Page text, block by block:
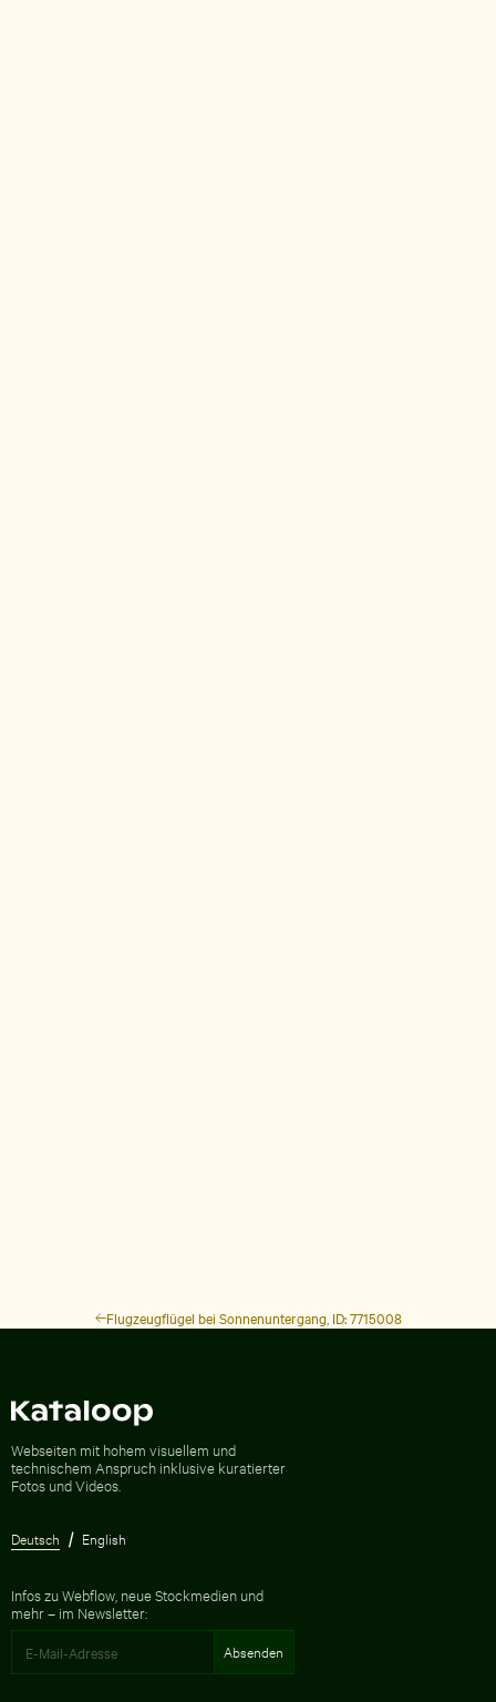
Flugzeugflügel bei Sonnenuntergang, ID: 7715008
Webseiten mit hohem visuellem und
technischem Anspruch inklusive kuratierter
Fotos und Videos.
Deutsch English
Infos zu Webflow, neue Stockmedien und
mehr – im Newsletter: